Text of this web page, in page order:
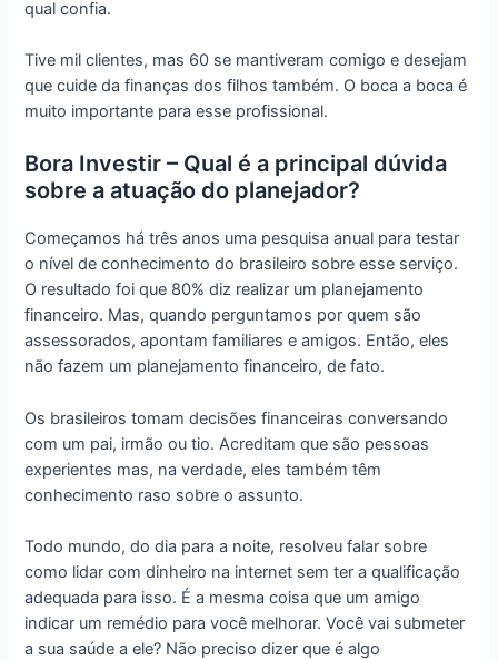
qual confia.
Tive mil clientes, mas 60 se mantiveram comigo e desejam
que cuide da finanças dos filhos também. O boca a boca é
muito importante para esse profissional.
Bora Investir – Qual é a principal dúvida
sobre a atuação do planejador?
Começamos há três anos uma pesquisa anual para testar
o nível de conhecimento do brasileiro sobre esse serviço.
O resultado foi que 80% diz realizar um planejamento
financeiro. Mas, quando perguntamos por quem são
assessorados, apontam familiares e amigos. Então, eles
não fazem um planejamento financeiro, de fato.
Os brasileiros tomam decisões financeiras conversando
com um pai, irmão ou tio. Acreditam que são pessoas
experientes mas, na verdade, eles também têm
conhecimento raso sobre o assunto.
Todo mundo, do dia para a noite, resolveu falar sobre
como lidar com dinheiro na internet sem ter a qualificação
adequada para isso. É a mesma coisa que um amigo
indicar um remédio para você melhorar. Você vai submeter
a sua saúde a ele? Não preciso dizer que é algo